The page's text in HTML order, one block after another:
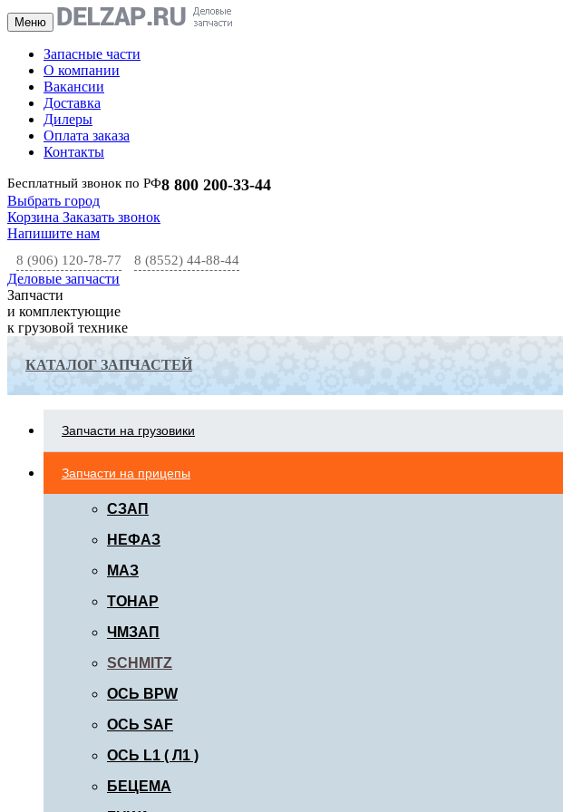
Меню
Запасные части
О компании
Вакансии
Доставка
Дилеры
Оплата заказа
Контакты
Бесплатный звонок по РФ8 800 200-33-44
Выбрать город
Корзина Заказать звонок
Напишите нам
8 (906) 120-78-77 8 (8552) 44-88-44
Деловые запчасти
Запчасти
и комплектующие
к грузовой технике
КАТАЛОГ ЗАПЧАСТЕЙ
Запчасти на грузовики
Запчасти на прицепы
СЗАП
НЕФАЗ
МАЗ
ТОНАР
ЧМЗАП
SCHMITZ
ОСЬ BPW
ОСЬ SAF
ОСЬ L1 ( Л1 )
БЕЦЕМА